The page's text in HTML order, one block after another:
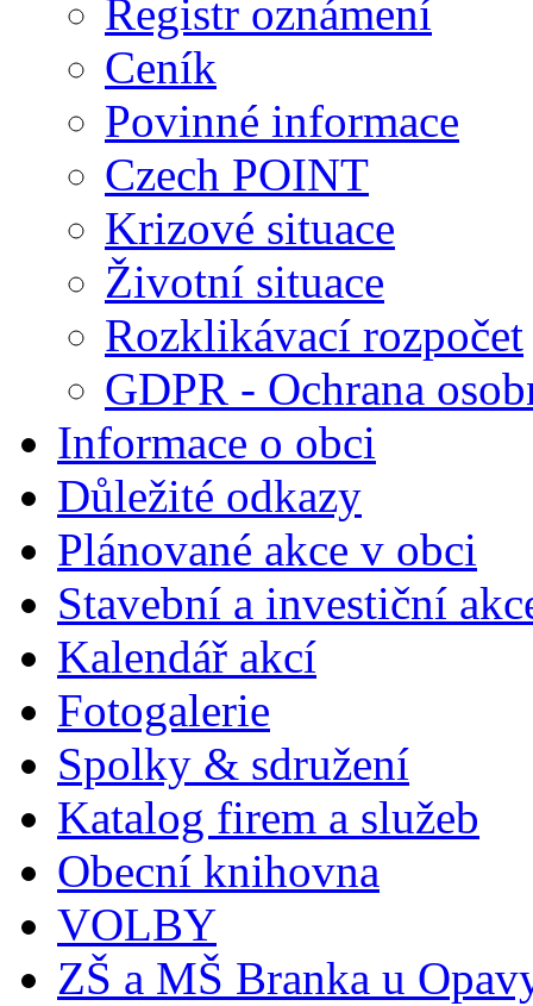
Registr oznámení
Ceník
Povinné informace
Czech POINT
Krizové situace
Životní situace
Rozklikávací rozpočet
GDPR - Ochrana
Informace o obci
Důležité odkazy
Plánované akce v obci
Stavební a investiční
Kalendář akcí
Fotogalerie
Spolky & sdružení
Katalog firem a služeb
Obecní knihovna
VOLBY
ZŠ a MŠ Branka u